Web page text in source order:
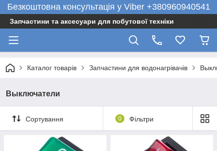
Безкоштовна консультація у Viber +380960940541
Запчастини та аксесуари для побутової техніки
Каталог товарів Запчастини для водонагрівачів
Выключатели
Сортування 0 Фільтри